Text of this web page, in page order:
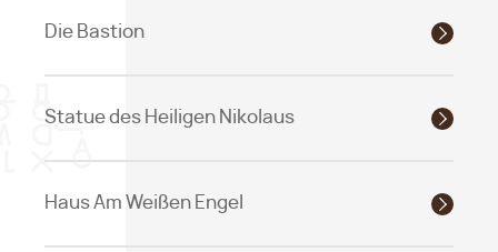
Die Bastion
Statue des Heiligen Nikolaus
Haus Am Weißen Engel